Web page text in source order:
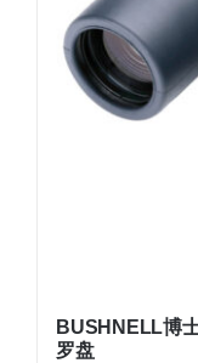
BUSHNELL博
罗盘